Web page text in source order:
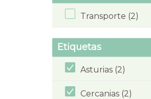
Transporte (2)
Etiquetas
Asturias (2)
Cercanias (2)